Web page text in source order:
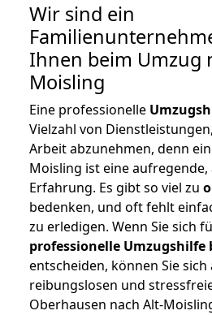
Wir sind ein
Ihnen beim Umzug
Moisling
Eine professionelle
Vielzahl von
Arbeit abzunehmen, denn
Moisling ist eine
Erfahrung. Es gibt so viel zu
bedenken, und oft fehlt
zu erledigen. Wenn Sie sich
professionelle Umzugshilfe
entscheiden, können Sie sich
reibungslosen und
Oberhausen nach Alt-